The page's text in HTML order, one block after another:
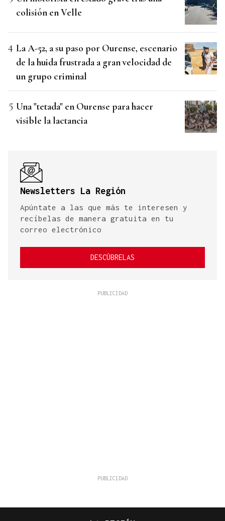
colisión en Velle
La A-52, a su paso por Ourense, escenario
de la huida frustrada a gran velocidad de
un grupo criminal
Una "tetada" en Ourense para hacer
visible la lactancia
Newsletters La Región
Apúntate a las que más te interesen y
recíbelas de manera gratuita en tu
correo electrónico
DESCÚBRELAS